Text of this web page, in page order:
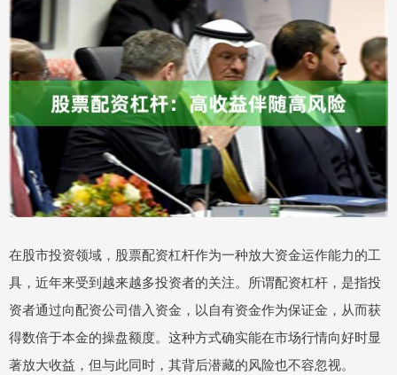
在股市投资领域，股票配资杠杆作为一种放大资金运作能力的工
具，近年来受到越来越多投资者的关注。所谓配资杠杆，是指投
资者通过向配资公司借入资金，以自有资金作为保证金，从而获
得数倍于本金的操盘额度。这种方式确实能在市场行情向好时显
著放大收益，但与此同时，其背后潜藏的风险也不容忽视。